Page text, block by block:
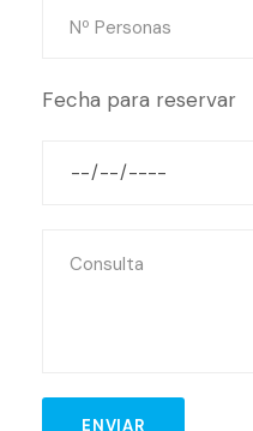
Fecha para reservar